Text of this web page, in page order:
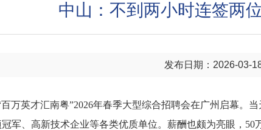
中山：不到两小时连签两
发布日期：2026-03-
百万英才汇南粤”2026年春季大型综合招聘会在广州启幕。
军、高新技术企业等各类优质单位。薪酬也颇为亮眼，50